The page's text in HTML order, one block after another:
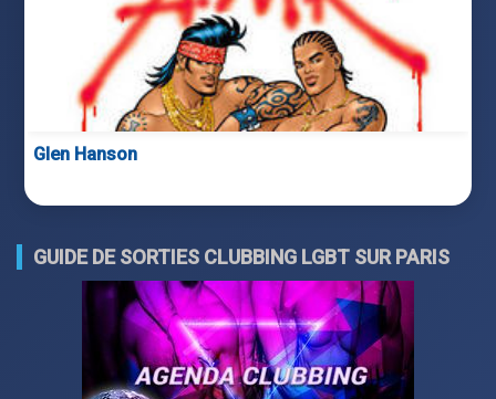
Glen Hanson
GUIDE DE SORTIES CLUBBING LGBT SUR PARIS